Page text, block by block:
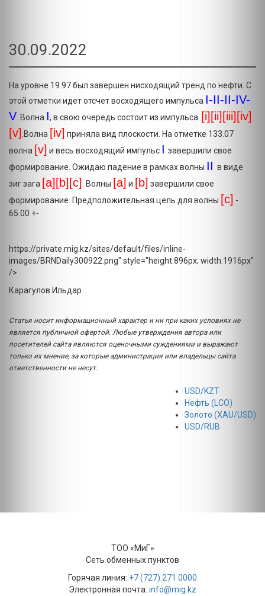
30.09.2022
На уровне 19.97 был завершен нисходящий тренд по нефти. С
этой отметки идет отсчет восходящего импульса I-II-II-IV-
V . Волна I, в свою очередь состоит из импульса [i][ii][iii][iv]
[v] .Волна [iv] приняла вид плоскости. На отметке 133.07
волна [v] и весь восходящий импульс I завершили свое
формирование. Ожидаю падение в рамках волны II в виде
зиг зага [a][b][c] . Волны [a] и [b] завершили свое
формирование. Предположительная цель для волны [c] -
65.00 +-
https://private.mig.kz/sites/default/files/inline-
images/BRNDaily300922.png" style="height:896px; width:1916px"
/>
Карагулов Ильдар
Статья носит информационный характер и ни при каких условиях не
является публичной офертой. Любые утверждения автора или
посетителей сайта являются оценочными суждениями и выражают
только их мнение, за которые администрация или владельцы сайта
ответственности не несут.
USD/KZT
Нефть (LCO)
Золото (XAU/USD)
USD/RUB
ТОО «МиГ»
Сеть обменных пунктов
Горячая линия: +7 (727) 271 0000
Электронная почта: info@mig.kz